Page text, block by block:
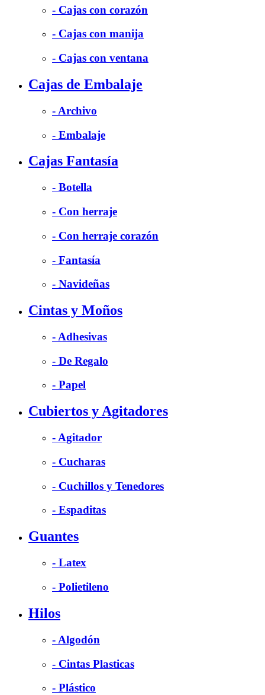
- Cajas con corazón
- Cajas con manija
- Cajas con ventana
Cajas de Embalaje
- Archivo
- Embalaje
Cajas Fantasía
- Botella
- Con herraje
- Con herraje corazón
- Fantasía
- Navideñas
Cintas y Moños
- Adhesivas
- De Regalo
- Papel
Cubiertos y Agitadores
- Agitador
- Cucharas
- Cuchillos y Tenedores
- Espaditas
Guantes
- Latex
- Polietileno
Hilos
- Algodón
- Cintas Plasticas
- Plástico